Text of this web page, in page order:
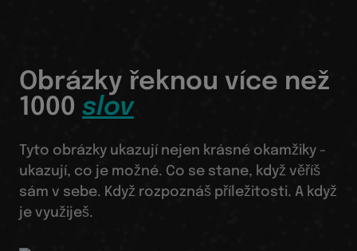
Obrázky řeknou více než
1000 slov
Tyto obrázky ukazují nejen krásné okamžiky -
ukazují, co je možné. Co se stane, když věříš
sám v sebe. Když rozpoznáš příležitosti. A když
je využiješ.